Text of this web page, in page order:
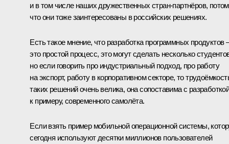
и в том числе наших дружественных стран-партнёров,
что они тоже заинтересованы в российских решениях.
Есть такое мнение, что разработка программных продуктов
это простой процесс, это могут сделать несколько
но если говорить про индустриальный подход, про работу
на экспорт, работу в корпоративном секторе, то
таких решений очень велика, она сопоставима с
к примеру, современного самолёта.
Если взять пример мобильной операционной системы,
сегодня используют десятки миллионов пользователей